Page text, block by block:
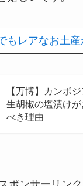
もレアなお土産
【万博】カンボ
生胡椒の塩漬け
べき理由